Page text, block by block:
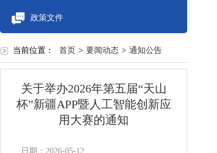
政策文件
当前位置： 首页 > 要闻动态 > 通知公告
关于举办2026年第五届“天山
杯”新疆APP暨人工智能创新应
用大赛的通知